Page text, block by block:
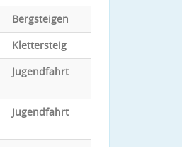
Bergsteigen
Klettersteig
Jugendfahrt
Jugendfahrt